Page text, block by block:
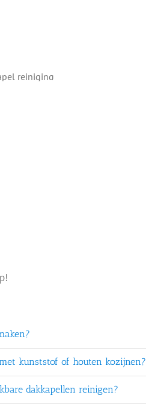
kunststof of houten kozijnen?
dakkapellen reinigen?